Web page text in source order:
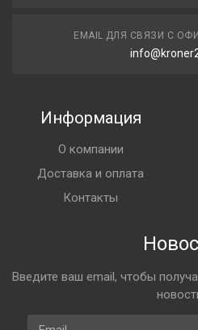
EMAIL ДЛЯ СВЯЗИ С
Информация
О компании
Доставка и оплата
Контакты
Введите ваш email, чтобы
Email